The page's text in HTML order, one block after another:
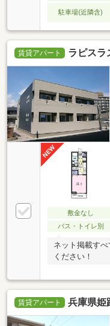
駐車場(近隣含)
賃貸アパート ラピスラ
敷金なし
バス・トイレ別
ネット掲載す
ください！
賃貸アパート 兵庫県姫